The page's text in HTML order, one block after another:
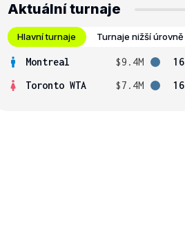
Aktuální turnaje
Hlavní turnaje Turnaje nižší úrovně
Montreal $9.4M
16
Toronto WTA
$7.4M 16